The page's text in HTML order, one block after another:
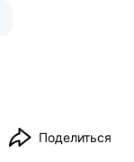
Поделиться